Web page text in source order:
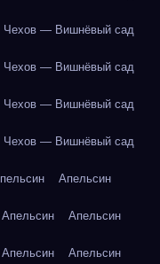
Чехов — Вишнёвый сад
Чехов — Вишнёвый сад
Чехов — Вишнёвый сад
Чехов — Вишнёвый сад
Апельсин
Апельсин Апельсин
Апельсин Апельсин